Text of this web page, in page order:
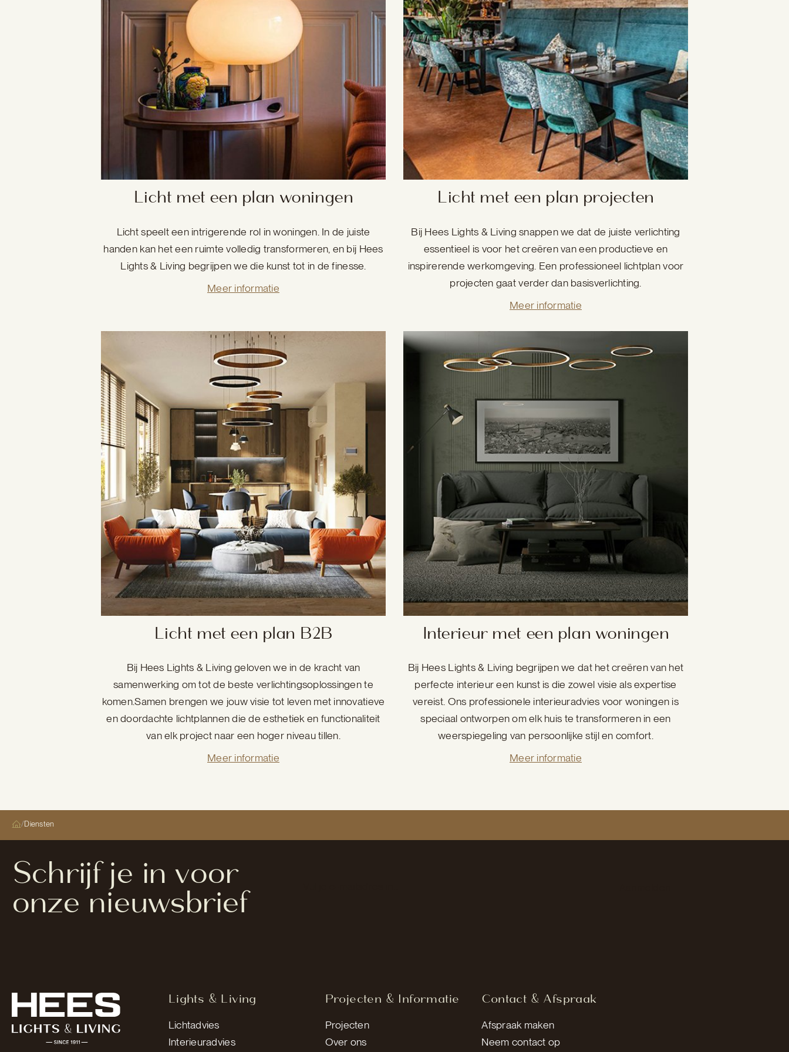
Licht met een plan woningen
Licht speelt een intrigerende rol in woningen. In de juiste
handen kan het een ruimte volledig transformeren, en bij Hees
Lights & Living begrijpen we die kunst tot in de finesse.
Meer informatie
Licht met een plan projecten
Bij Hees Lights & Living snappen we dat de juiste verlichting
essentieel is voor het creëren van een productieve en
inspirerende werkomgeving. Een professioneel lichtplan voor
projecten gaat verder dan basisverlichting.
Meer informatie
Licht met een plan B2B
Bij Hees Lights & Living geloven we in de kracht van
samenwerking om tot de beste verlichtingsoplossingen te
komen.Samen brengen we jouw visie tot leven met innovatieve
en doordachte lichtplannen die de esthetiek en functionaliteit
van elk project naar een hoger niveau tillen.
Meer informatie
Interieur met een plan woningen
Bij Hees Lights & Living begrijpen we dat het creëren van het
perfecte interieur een kunst is die zowel visie als expertise
vereist. Ons professionele interieuradvies voor woningen is
speciaal ontworpen om elk huis te transformeren in een
weerspiegeling van persoonlijke stijl en comfort.
Meer informatie
/Diensten
Schrijf je in voor
onze nieuwsbrief
Lights & Living
Lichtadvies
Interieuradvies
Projecten & Informatie
Projecten
Over ons
Contact & Afspraak
Afspraak maken
Neem contact op